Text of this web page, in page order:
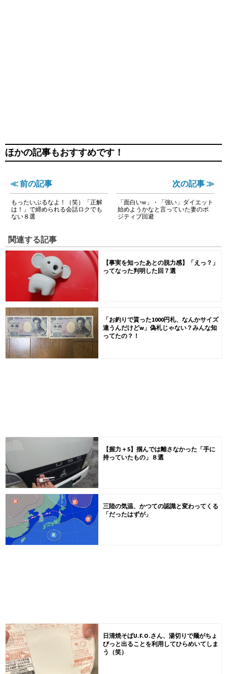
ほかの記事もおすすめです！
≪ 前の記事
もったいぶるなよ！（笑）「正解
は！」で締められる会話ロクでも
ない８選
次の記事 ≫
「面白いw」・「強い」ダイエット
始めようかなと言っていた妻のポ
ジティブ回避
関連する記事
【事実を知ったあとの脱力感】「えっ？」
ってなった判明した回７選
「お釣りで貰った1000円札、なんかサイズ
違うんだけどw」偽札じゃない？みんな知
ってたの？！
【握力＋5】掴んでは離さなかった「手に
持っていたもの」８選
三陸の気温、かつての認識と変わってくる
「だったはずが」
日清焼そばU.F.O.さん、湯切りで麺がちょ
びっと出ることを利用してひらめいてしま
う（笑）